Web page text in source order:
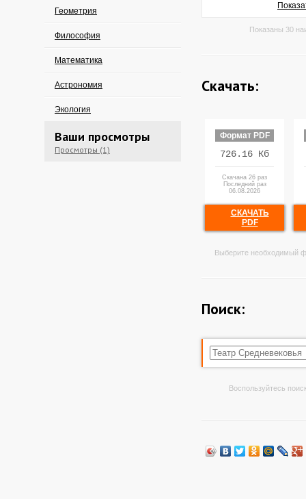
Геометрия
Философия
Математика
Астрономия
Экология
Ваши просмотры
Просмотры (1)
Показаны 30
Скачать:
Формат PDF
726.16 Кб
Скачана 26 раз
Последний раз
06.08.2026
СКАЧАТЬ
PDF
Выберите необходимый
Поиск:
Воспользуйтесь